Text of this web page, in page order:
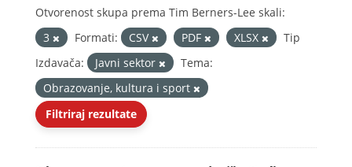
Otvorenost skupa prema Tim Berners-Lee skali:
3
Formati: CSV PDF XLSX
Tip
Izdavača:
Javni sektor
Tema:
Obrazovanje, kultura i sport
Filtriraj rezultate